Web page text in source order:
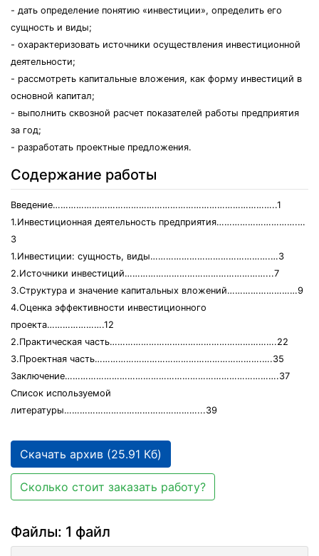
- дать определение понятию «инвестиции», определить его
сущность и виды;
- охарактеризовать источники осуществления инвестиционной
деятельности;
- рассмотреть капитальные вложения, как форму инвестиций в
основной капитал;
- выполнить сквозной расчет показателей работы предприятия
за год;
- разработать проектные предложения.
Содержание работы
Введение…………………………………………………………………………..1
1.Инвестиционная деятельность предприятия………………………….…
3
1.Инвестиции: сущность, виды……………………………………….…3
2.Источники инвестиций………………………………………………...7
3.Структура и значение капитальных вложений………………………9
4.Оценка эффективности инвестиционного
проекта………………….12
2.Практическая часть……………………………………………………….22
3.Проектная часть……………………………………………………….….35
Заключение……………………………………………………………………….37
Список используемой
литературы……………………………………………...39
Скачать архив (25.91 Кб)
Сколько стоит заказать работу?
Файлы: 1 файл